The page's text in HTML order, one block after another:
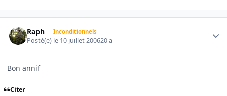
Raph Inconditionnels
Posté(e) le 10 juillet 200620 a
Bon annif
Citer